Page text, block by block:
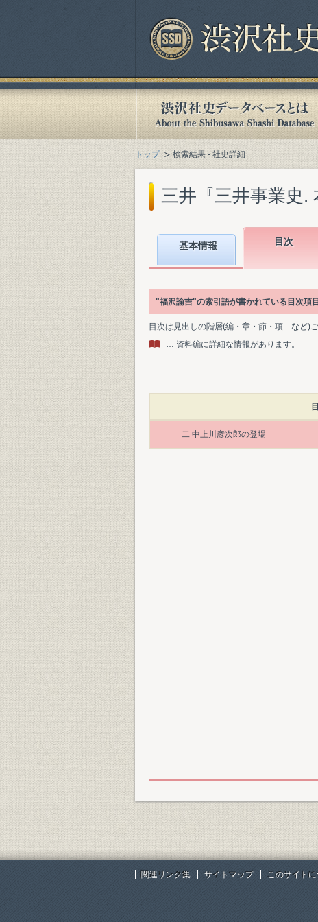
トップ 検索結果 - 社史詳細
三井『三井事業史.
基本情報 目次
"福沢諭吉"の索引語が書かれている目次項
目次は見出しの階層(編・章・節・項…など)
… 資料編に詳細な情報があります。
二 中上川彦次郎の登場
関連リンク集 サイトマップ このサイト